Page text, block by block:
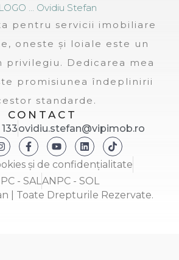
pentru servicii imobiliare
oneste și loiale este un
privilegiu. Dedicarea mea
promisiunea îndeplinirii
standarde.
CONTACT
ovidiu.stefan@vipimob.ro
și de confidențialitate
- SALANPC - SOL
| Toate Drepturile Rezervate.